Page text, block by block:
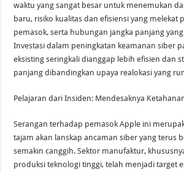
waktu yang sangat besar untuk menemukan
baru, risiko kualitas dan efisiensi yang melekat
pemasok, serta hubungan jangka panjang
Investasi dalam peningkatan keamanan siber
eksisting seringkali dianggap lebih efisien dan
panjang dibandingkan upaya realokasi yang
Pelajaran dari Insiden: Mendesaknya
Serangan terhadap pemasok Apple ini
tajam akan lanskap ancaman siber yang terus
semakin canggih. Sektor manufaktur,
produksi teknologi tinggi, telah menjadi target